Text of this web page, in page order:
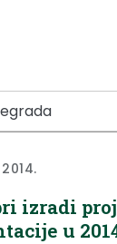
izradi
u